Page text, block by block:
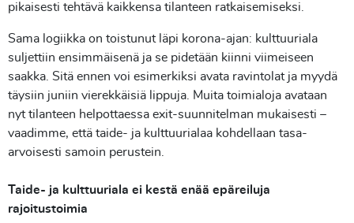
pikaisesti tehtävä kaikkensa tilanteen ratkaisemiseksi.
Sama logiikka on toistunut läpi korona-ajan: kulttuuriala
suljettiin ensimmäisenä ja se pidetään kiinni viimeiseen
saakka. Sitä ennen voi esimerkiksi avata ravintolat ja myydä
täysiin juniin vierekkäisiä lippuja. Muita toimialoja avataan
nyt tilanteen helpottaessa exit-suunnitelman mukaisesti –
vaadimme, että taide- ja kulttuurialaa kohdellaan tasa-
arvoisesti samoin perustein.
Taide- ja kulttuuriala ei kestä enää epäreiluja
rajoitustoimia